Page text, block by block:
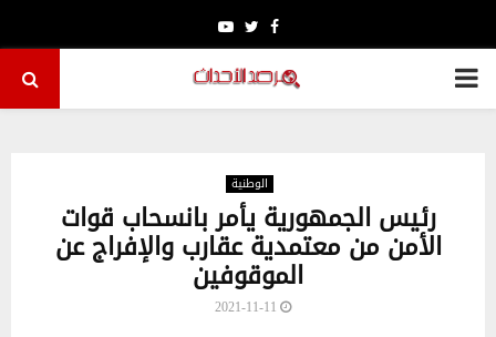
Facebook
Twitter
Youtube
PRIMARY
الوطنية
رئيس الجمهورية يأمر بانسحاب قوات
الأمن من معتمدية عقارب والإفراج عن
الموقوفين
2021-11-11